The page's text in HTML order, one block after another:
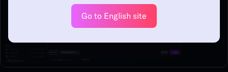
Go to English site